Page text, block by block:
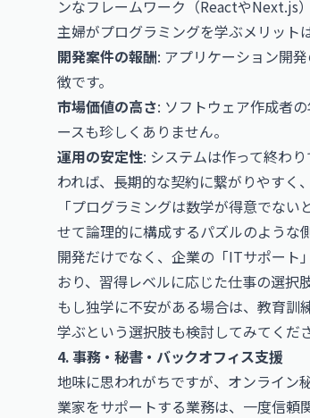
ンなフレームワーク（ReactやNext.js
主婦がプログラミングを学ぶメリット
開発案件の報酬: アプリケーション開
徴です。
市場価値の高さ: ソフトウェア作成者
ースも珍しくありません。
運用の安定性: システムは作って終わ
われば、長期的な契約に繋がりやすく
「プログラミングは数学が得意でな
せて論理的に構成するパズルのような
開発だけでなく、企業の「ITサポート
おり、習得レベルに応じた仕事の選択
もし独学に不安がある場合は、 教育訓
学ぶという選択肢も検討してみてくだ
4. 事務・秘書・バックオフィス支援
地味に思われがちですが、オンライン
業家をサポートする業務は、一度信頼